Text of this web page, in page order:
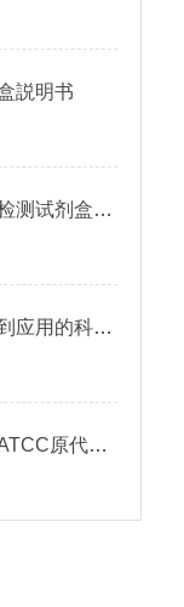
説明书
如何操作粪便隐血定性检测试剂盒(邻联甲苯胺法)
标记细胞技术：从基础到应用的科学探索
生命科学的基石：探索ATCC原代细胞的魅力